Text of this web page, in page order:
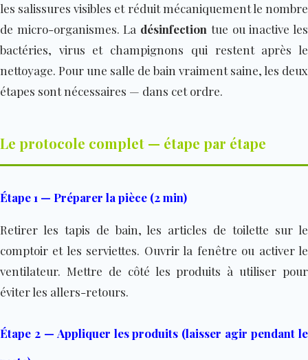
les salissures visibles et réduit mécaniquement le nombre
de micro-organismes. La désinfection tue ou inactive les
bactéries, virus et champignons qui restent après le
nettoyage. Pour une salle de bain vraiment saine, les deux
étapes sont nécessaires — dans cet ordre.
Le protocole complet — étape par étape
Étape 1 — Préparer la pièce (2 min)
Retirer les tapis de bain, les articles de toilette sur le
comptoir et les serviettes. Ouvrir la fenêtre ou activer le
ventilateur. Mettre de côté les produits à utiliser pour
éviter les allers-retours.
Étape 2 — Appliquer les produits (laisser agir pendant le